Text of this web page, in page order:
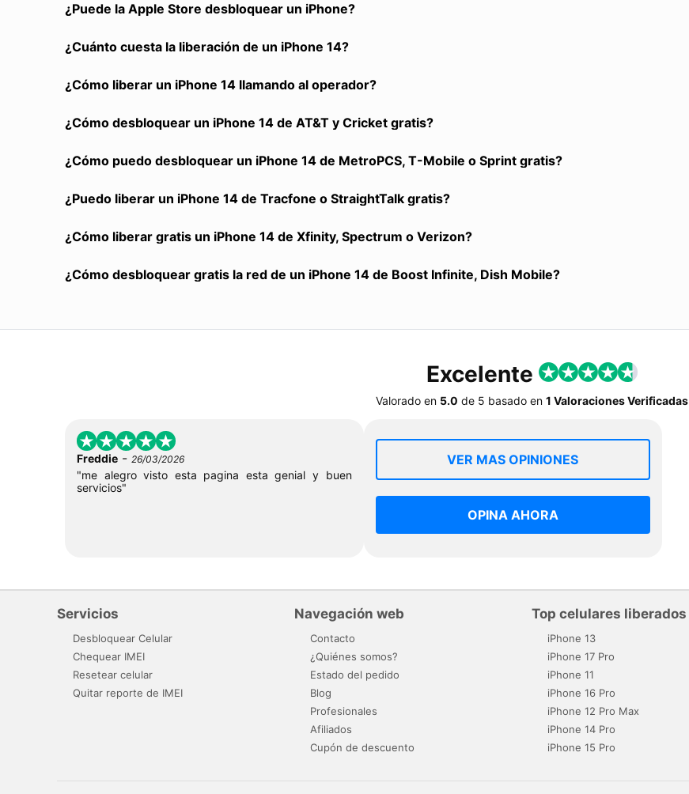
¿Puede la Apple Store desbloquear un iPhone?
¿Cuánto cuesta la liberación de un iPhone 14?
¿Cómo liberar un iPhone 14 llamando al operador?
¿Cómo desbloquear un iPhone 14 de AT&T y Cricket gratis?
¿Cómo puedo desbloquear un iPhone 14 de MetroPCS, T-Mobile o Sprint gratis?
¿Puedo liberar un iPhone 14 de Tracfone o StraightTalk gratis?
¿Cómo liberar gratis un iPhone 14 de Xfinity, Spectrum o Verizon?
¿Cómo desbloquear gratis la red de un iPhone 14 de Boost Infinite, Dish Mobile?
Excelente
Valorado en 5.0 de 5 basado en 1 Valoraciones Verificadas
Freddie - 26/03/2026
"me alegro visto esta pagina esta genial y buen
servicios"
VER MAS OPINIONES
OPINA AHORA
Servicios
Desbloquear Celular
Chequear IMEI
Resetear celular
Quitar reporte de IMEI
Navegación web
Contacto
¿Quiénes somos?
Estado del pedido
Blog
Profesionales
Afiliados
Cupón de descuento
Top celulares liberados
iPhone 13
iPhone 17 Pro
iPhone 11
iPhone 16 Pro
iPhone 12 Pro Max
iPhone 14 Pro
iPhone 15 Pro